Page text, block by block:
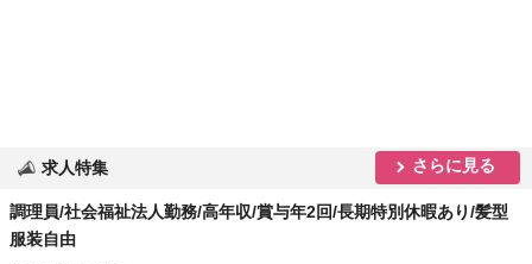
求人特集 さらに見る
調理員/社会福祉法人勤務/高年収/賞与年2回/長期特別休暇あり/髪型
服装自由